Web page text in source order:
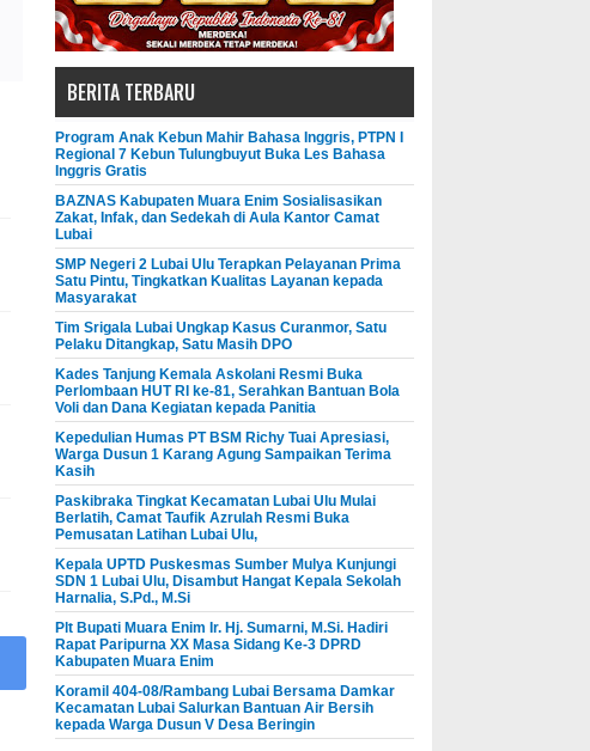
BERITA TERBARU
Program Anak Kebun Mahir Bahasa Inggris, PTPN I
Regional 7 Kebun Tulungbuyut Buka Les Bahasa
Inggris Gratis
BAZNAS Kabupaten Muara Enim Sosialisasikan
Zakat, Infak, dan Sedekah di Aula Kantor Camat
Lubai
SMP Negeri 2 Lubai Ulu Terapkan Pelayanan Prima
Satu Pintu, Tingkatkan Kualitas Layanan kepada
Masyarakat
Tim Srigala Lubai Ungkap Kasus Curanmor, Satu
Pelaku Ditangkap, Satu Masih DPO
Kades Tanjung Kemala Askolani Resmi Buka
Perlombaan HUT RI ke-81, Serahkan Bantuan Bola
Voli dan Dana Kegiatan kepada Panitia
Kepedulian Humas PT BSM Richy Tuai Apresiasi,
Warga Dusun 1 Karang Agung Sampaikan Terima
Kasih
Paskibraka Tingkat Kecamatan Lubai Ulu Mulai
Berlatih, Camat Taufik Azrulah Resmi Buka
Pemusatan Latihan Lubai Ulu,
Kepala UPTD Puskesmas Sumber Mulya Kunjungi
SDN 1 Lubai Ulu, Disambut Hangat Kepala Sekolah
Harnalia, S.Pd., M.Si
Plt Bupati Muara Enim Ir. Hj. Sumarni, M.Si. Hadiri
Rapat Paripurna XX Masa Sidang Ke-3 DPRD
Kabupaten Muara Enim
Koramil 404-08/Rambang Lubai Bersama Damkar
Kecamatan Lubai Salurkan Bantuan Air Bersih
kepada Warga Dusun V Desa Beringin